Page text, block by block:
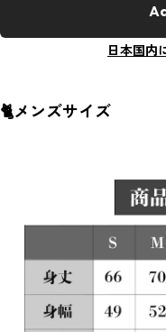
日本国内
🐈メンズサイズ